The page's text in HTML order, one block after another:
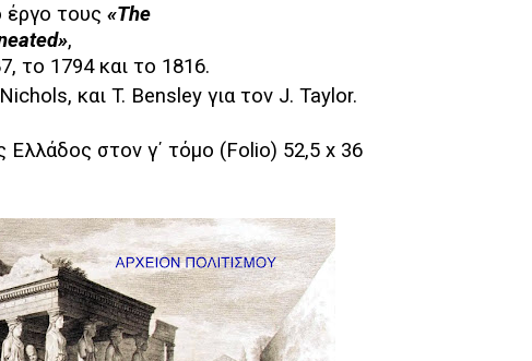
τους «The
»,
το 1794 και το 1816.
και T. Bensley για τον J. Taylor.
Ελλάδος στον γ΄ τόμο (Folio) 52,5 x 36